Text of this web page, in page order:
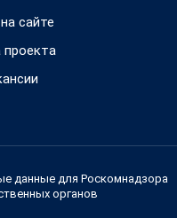
сайте
данные для Роскомнадзора
органов